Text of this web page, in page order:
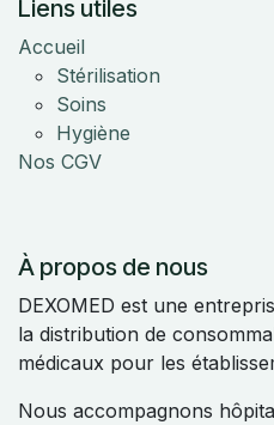
Liens utiles
Accueil
Stérilisation
Soins
Hygiène
Nos CGV
À propos de nous
DEXOMED est une
la distribution de
médicaux pour les
Nous accompagnons